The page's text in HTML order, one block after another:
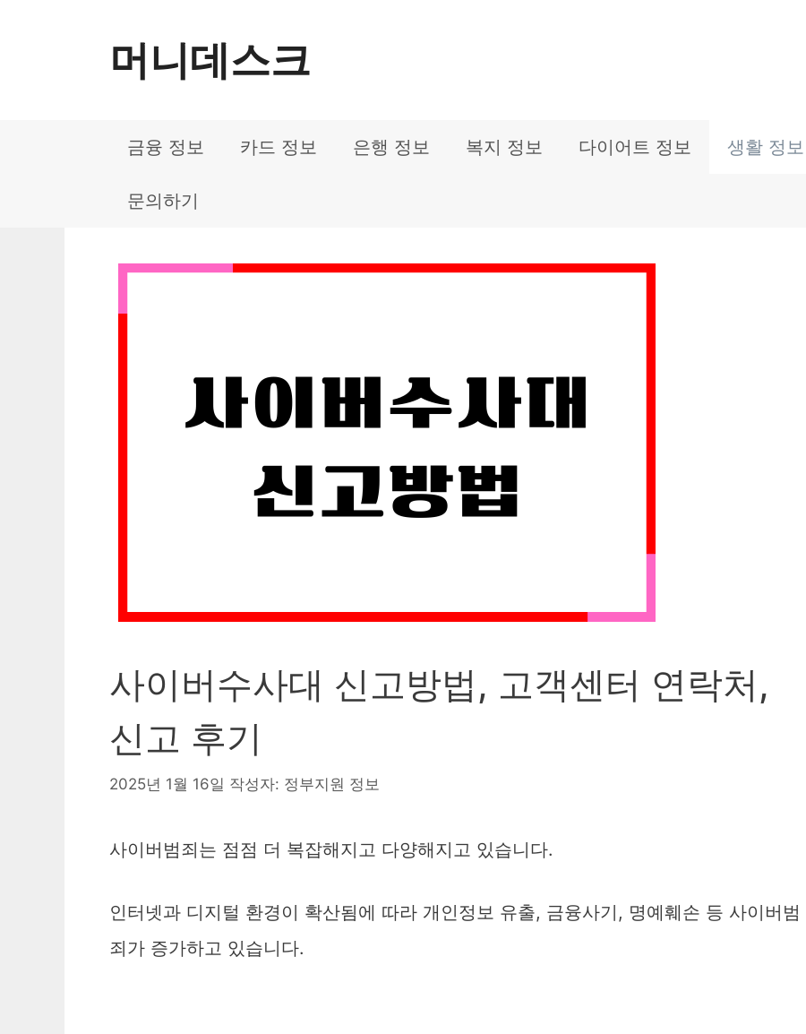
머니데스크
금융 정보 카드 정보 은행 정보 복지 정보 다이어트 정보 생활 정보
문의하기
사이버수사대 신고방법, 고객센터 연락처,
신고 후기
2025년 1월 16일 작성자: 정부지원 정보
사이버범죄는 점점 더 복잡해지고 다양해지고 있습니다.
인터넷과 디지털 환경이 확산됨에 따라 개인정보 유출, 금융사기, 명예훼손 등 사이버범
죄가 증가하고 있습니다.